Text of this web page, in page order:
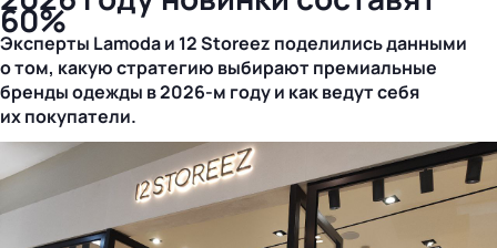
60%
Эксперты Lamoda и 12 Storeez поделились данными
о том, какую стратегию выбирают премиальные
бренды одежды в2026-м году и как ведут себя
их покупатели.